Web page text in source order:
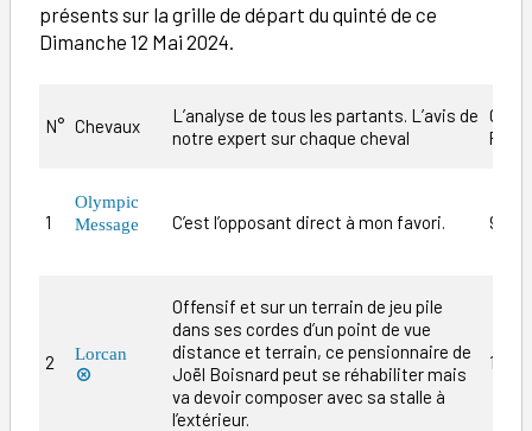
présents sur la grille de départ du quinté de ce
Dimanche 12 Mai 2024.
N° Chevaux
L’analyse de tous les partants. L’avis de
notre expert sur chaque cheval
1
Olympic
Message
C’est l’opposant direct à mon favori. 9/1
2
Lorcan

Offensif et sur un terrain de jeu pile
dans ses cordes d’un point de vue
distance et terrain, ce pensionnaire de
Joël Boisnard peut se réhabiliter mais
va devoir composer avec sa stalle à
l’extérieur.
15/1